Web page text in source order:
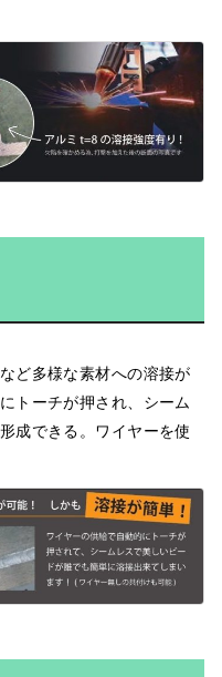
ど多様な素材への溶接が
トーチが押され、シーム
成できる。ワイヤーを使